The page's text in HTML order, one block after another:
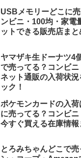
USBメモリーどこに
ンビニ・100均・家電
ットできる販売店まと
ヤマザキ生ドーナツ4
で売ってる？コンビニ
ネット通販の入荷状
ック！
ポケモンカードの入荷
に売ってる？コンビ
今すぐ買える在庫情報
とろみちゃんどこで